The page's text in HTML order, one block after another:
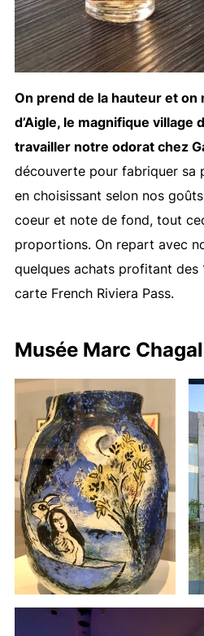
On prend de la hauteur et on
d’Aigle, le magnifique village
travailler notre odorat chez
découverte pour fabriquer sa
en choisissant selon nos
coeur et note de fond, tout
proportions. On repart avec
quelques achats profitant des
carte French Riviera Pass.
Musée Marc